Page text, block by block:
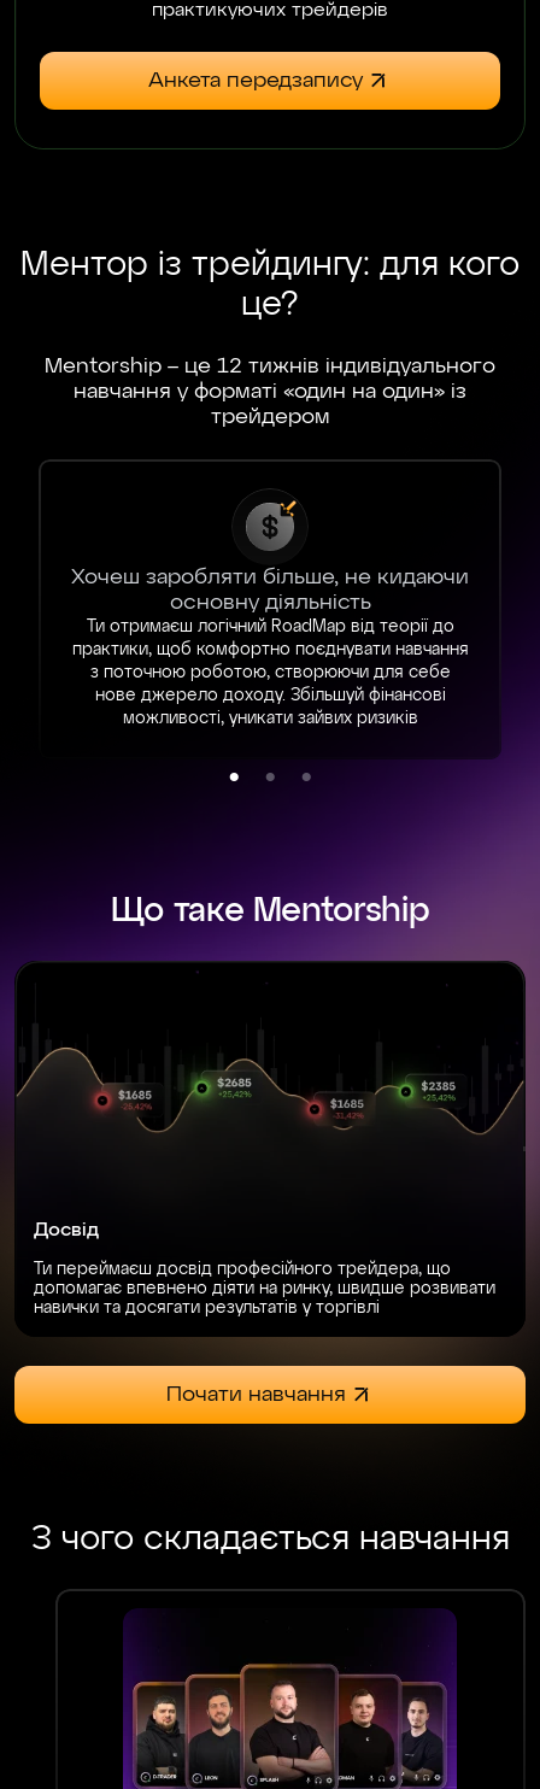
практикуючих трейдерів
Анкета передзапису
Ментор із трейдингу: для кого
це?
Mentorship – це 12 тижнів індивідуального
навчання у форматі «один на один» із
трейдером
Хочеш заробляти більше, не кидаючи
основну діяльність
Ти отримаєш логічний RoadMap від теорії до
практики, щоб комфортно поєднувати навчання
з поточною роботою, створюючи для себе
нове джерело доходу. Збільшуй фінансові
можливості, уникати зайвих ризиків
Що таке Mentorship
Досвід
Ти переймаєш досвід професійного трейдера, що
допомагає впевнено діяти на ринку, швидше розвивати
навички та досягати результатів у торгівлі
Почати навчання
З чого складається навчання